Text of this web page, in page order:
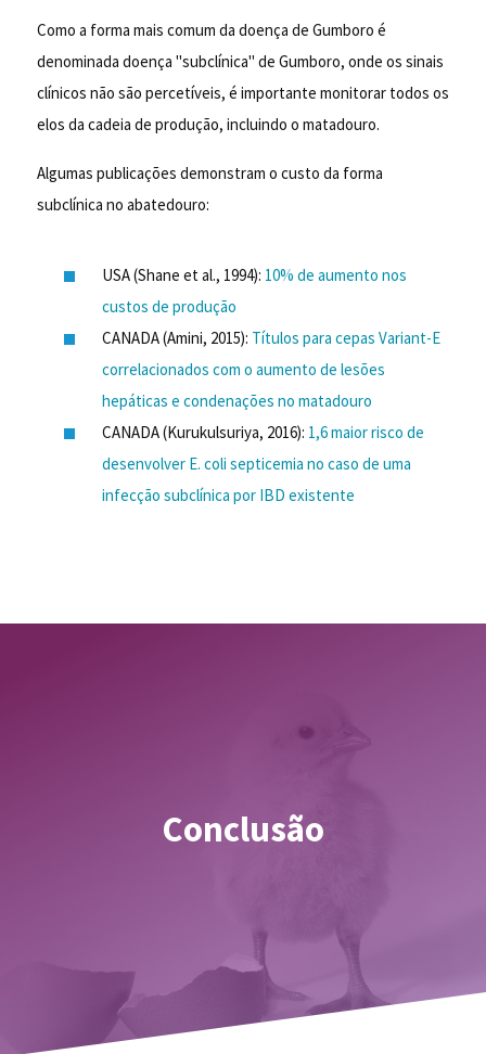
Como a forma mais comum da doença de Gumboro é
denominada doença "subclínica" de Gumboro, onde os sinais
clínicos não são percetíveis, é importante monitorar todos os
elos da cadeia de produção, incluindo o matadouro.
Algumas publicações demonstram o custo da forma
subclínica no abatedouro:
USA (Shane et al., 1994): 10% de aumento nos
custos de produção
CANADA (Amini, 2015): Títulos para cepas Variant-E
correlacionados com o aumento de lesões
hepáticas e condenações no matadouro
CANADA (Kurukulsuriya, 2016): 1,6 maior risco de
desenvolver E. coli septicemia no caso de uma
infecção subclínica por IBD existente
Conclusão